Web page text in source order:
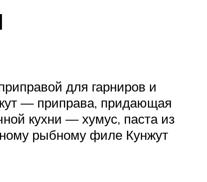
для гарниров и
— приправа, придающая
кухни — хумус, паста из
рыбному филе Кунжут